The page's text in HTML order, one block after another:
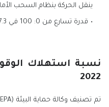
ينقل الحركة بنظام السحب
قدرة تسارع من 0: 100 في 7.3 ثانية.
2022